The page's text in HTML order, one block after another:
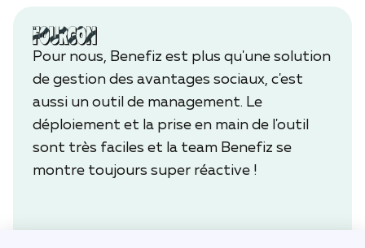
Pour nous, Benefiz est plus qu'une solution
de gestion des avantages sociaux, c'est
aussi un outil de management. Le
déploiement et la prise en main de l'outil
sont très faciles et la team Benefiz se
montre toujours super réactive !